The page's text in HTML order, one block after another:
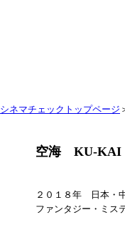
シネマチェックトップページ
空海 KU-KAI
２０１８年 日本・
ファンタジー・